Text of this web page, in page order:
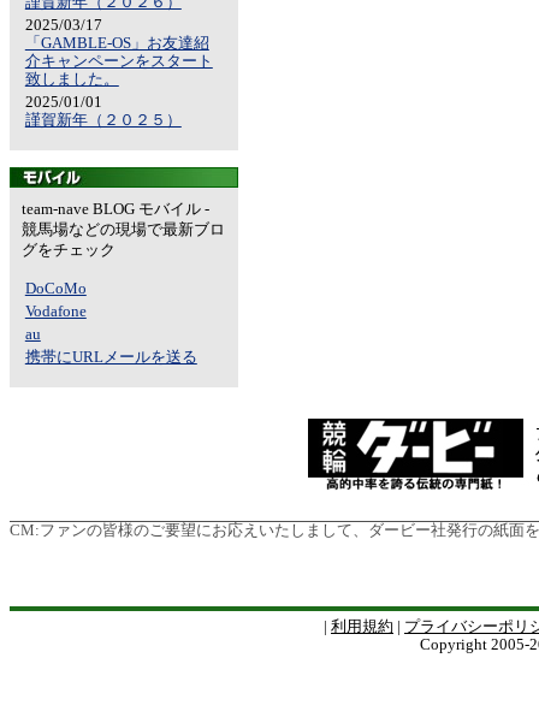
2025/03/17
「GAMBLE-OS」お友達紹
介キャンペーンをスタート
致しました。
2025/01/01
謹賀新年（２０２５）
team-nave BLOG モバイル -
競馬場などの現場で最新ブロ
グをチェック
DoCoMo
Vodafone
au
携帯にURLメールを送る
CM:ファンの皆様のご要望にお応えいたしまして、ダービー社発行の紙面
利用規約
プライバシーポリ
Copyright 2005-